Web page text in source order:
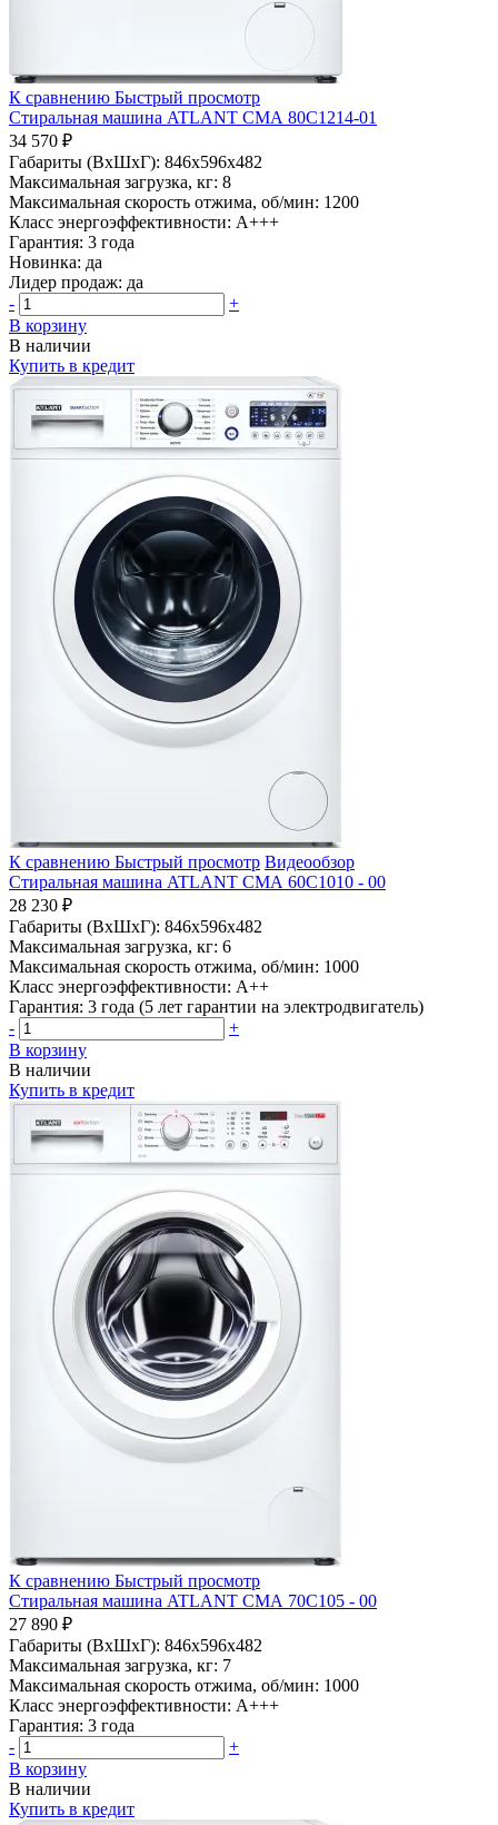
К сравнению Быстрый просмотр
Стиральная машина ATLANT СМА 80С1214-01
34 570 ₽
Габариты (ВхШхГ): 846x596x482
Максимальная загрузка, кг: 8
Максимальная скорость отжима, об/мин: 1200
Класс энергоэффективности: A+++
Гарантия: 3 года
Новинка: да
Лидер продаж: да
-
+
В корзину
В наличии
Купить в кредит
К сравнению Быстрый просмотр Видеообзор
Стиральная машина ATLANT СМА 60С1010 - 00
28 230 ₽
Габариты (ВхШхГ): 846x596x482
Максимальная загрузка, кг: 6
Максимальная скорость отжима, об/мин: 1000
Класс энергоэффективности: A++
Гарантия: 3 года (5 лет гарантии на электродвигатель)
-
+
В корзину
В наличии
Купить в кредит
К сравнению Быстрый просмотр
Стиральная машина ATLANT СМА 70С105 - 00
27 890 ₽
Габариты (ВхШхГ): 846x596x482
Максимальная загрузка, кг: 7
Максимальная скорость отжима, об/мин: 1000
Класс энергоэффективности: A+++
Гарантия: 3 года
-
+
В корзину
В наличии
Купить в кредит